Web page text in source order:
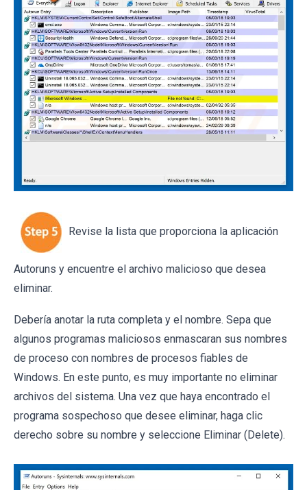
Revise la lista que proporciona la aplicación
Autoruns y encuentre el archivo malicioso que desea
eliminar.
Debería anotar la ruta completa y el nombre. Sepa que
algunos programas maliciosos enmascaran sus nombres
de proceso con nombres de procesos fiables de
Windows. En este punto, es muy importante no eliminar
archivos del sistema. Una vez que haya encontrado el
programa sospechoso que desee eliminar, haga clic
derecho sobre su nombre y seleccione Eliminar (Delete).